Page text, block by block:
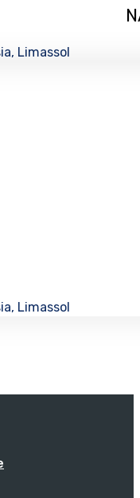
Limassol
Limassol